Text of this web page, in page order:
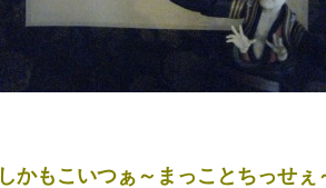
しかもこいつぁ～まっことちっせぇ